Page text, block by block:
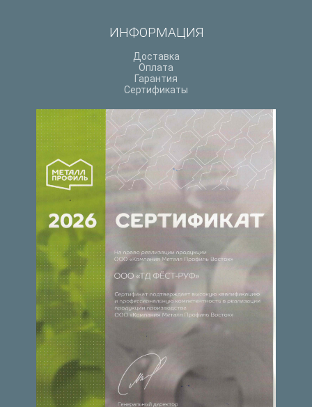
ИНФОРМАЦИЯ
Доставка
Оплата
Гарантия
Сертификаты